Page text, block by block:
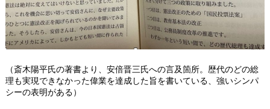
（斎木陽平氏の著書より、安倍晋三氏への言及箇所。歴代のどの総
理も実現できなかった偉業を達成した旨を書いている、強いシンパ
シーの表明がある）